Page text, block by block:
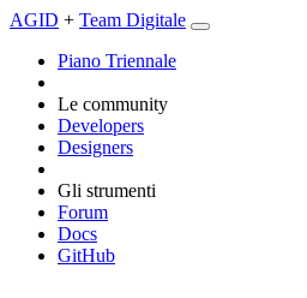
AGID + Team Digitale
Piano Triennale
Le community
Developers
Designers
Gli strumenti
Forum
Docs
GitHub